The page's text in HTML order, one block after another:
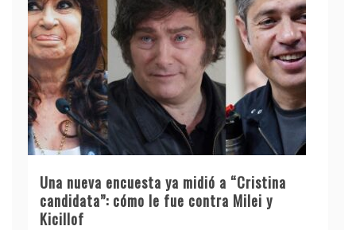
Una nueva encuesta ya midió a “Cristina
candidata”: cómo le fue contra Milei y
Kicillof